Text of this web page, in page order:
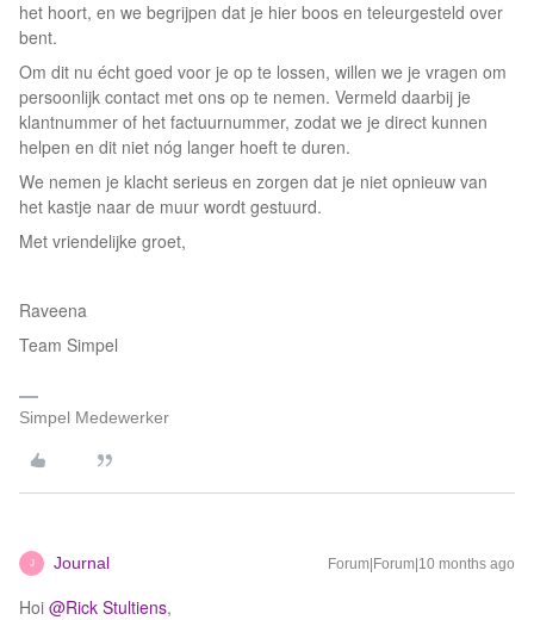
het hoort, en we begrijpen dat je hier boos en teleurgesteld over
bent.
Om dit nu écht goed voor je op te lossen, willen we je vragen om
persoonlijk contact met ons op te nemen. Vermeld daarbij je
klantnummer of het factuurnummer, zodat we je direct kunnen
helpen en dit niet nóg langer hoeft te duren.
We nemen je klacht serieus en zorgen dat je niet opnieuw van
het kastje naar de muur wordt gestuurd.
Met vriendelijke groet,
Raveena
Team Simpel
Simpel Medewerker
J Journal Forum|Forum|10 months ago
Hoi ​ @Rick Stultiens,